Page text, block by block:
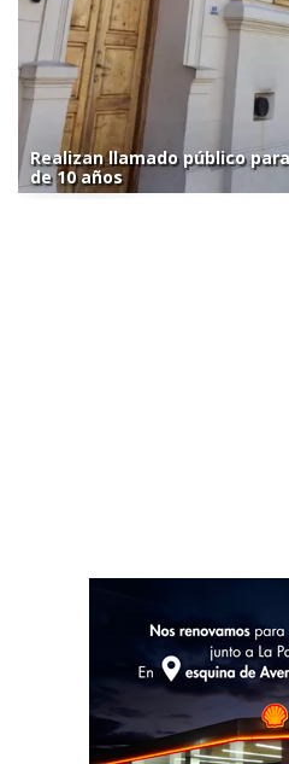
Realizan llamado público
de 10 años